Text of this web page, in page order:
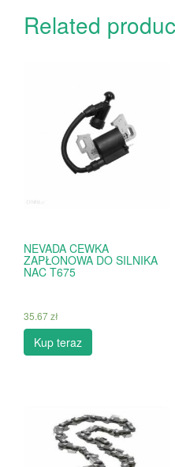
Related
NEVADA CEWKA
ZAPŁONOWA DO SILNIKA
NAC T675
35.67zł
Kup teraz